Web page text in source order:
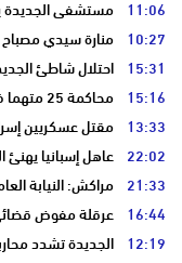
11:06 مستشفى الجديدة
10:27 منارة سيدي
15:31 احتلال شاطئ
15:16 محاكمة 25 متهما في قضية الهجرة إلى سبتة
13:33 مقتل عسكريين
22:02 عاهل إسبانيا
21:33 مراكش: النيابة
16:44 عرقلة مفوض قضائي
12:19 الجديدة تشدد